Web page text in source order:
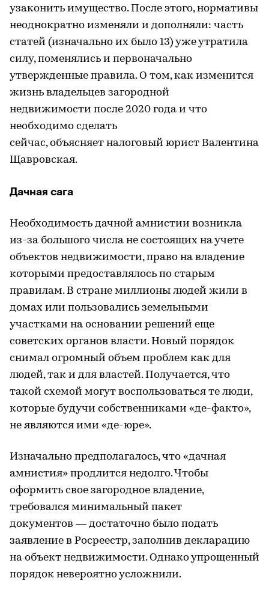
узаконить имущество. После этого, нормативы
неоднократно изменяли и дополняли: часть
статей (изначально их было 13) уже утратила
силу, поменялись и первоначально
утвержденные правила. О том, как изменится
жизнь владельцев загородной
недвижимости после 2020 года и что
необходимо сделать
сейчас, объясняет налоговый юрист Валентина
Щавровская.
Дачная сага
Необходимость дачной амнистии возникла
из-за большого числа не состоящих на учете
объектов недвижимости, право на владение
которыми предоставлялось по старым
правилам. В стране миллионы людей жили в
домах или пользовались земельными
участками на основании решений еще
советских органов власти. Новый порядок
снимал огромный объем проблем как для
людей, так и для властей. Получается, что
такой схемой могут воспользоваться те люди,
которые будучи собственниками «де-факто»,
не являются ими «де-юре».
Изначально предполагалось, что «дачная
амнистия» продлится недолго. Чтобы
оформить свое загородное владение,
требовался минимальный пакет
документов — достаточно было подать
заявление в Росреестр, заполнив декларацию
на объект недвижимости. Однако упрощенный
порядок невероятно усложнили.